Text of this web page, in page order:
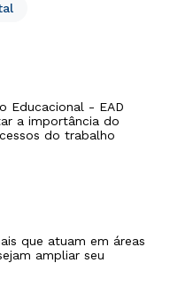
Educacional - EAD
a importância do
do trabalho
que atuam em áreas
ampliar seu